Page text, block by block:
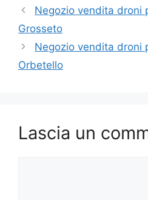
Negozio vendita droni
Grosseto
Negozio vendita droni
Orbetello
Lascia un